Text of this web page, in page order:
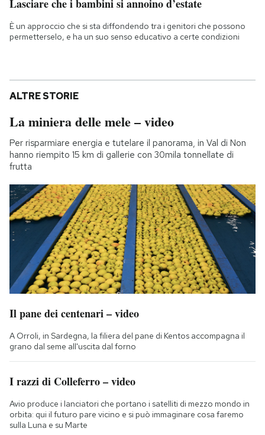
Lasciare che i bambini si annoino d’estate
È un approccio che si sta diffondendo tra i genitori che possono
permetterselo, e ha un suo senso educativo a certe condizioni
ALTRE STORIE
La miniera delle mele – video
Per risparmiare energia e tutelare il panorama, in Val di Non
hanno riempito 15 km di gallerie con 30mila tonnellate di
frutta
Il pane dei centenari – video
A Orroli, in Sardegna, la filiera del pane di Kentos accompagna il
grano dal seme all'uscita dal forno
I razzi di Colleferro – video
Avio produce i lanciatori che portano i satelliti di mezzo mondo in
orbita: qui il futuro pare vicino e si può immaginare cosa faremo
sulla Luna e su Marte